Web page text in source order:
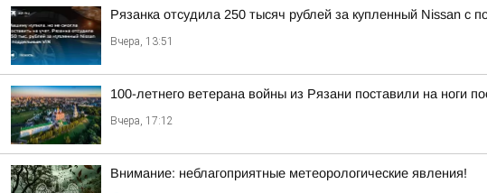
Рязанка отсудила 250 тысяч рублей за купленный Nissan с
Вчера, 13:51
100-летнего ветерана войны из Рязани поставили на ноги
Вчера, 17:12
Внимание: неблагоприятные метеорологические явления!